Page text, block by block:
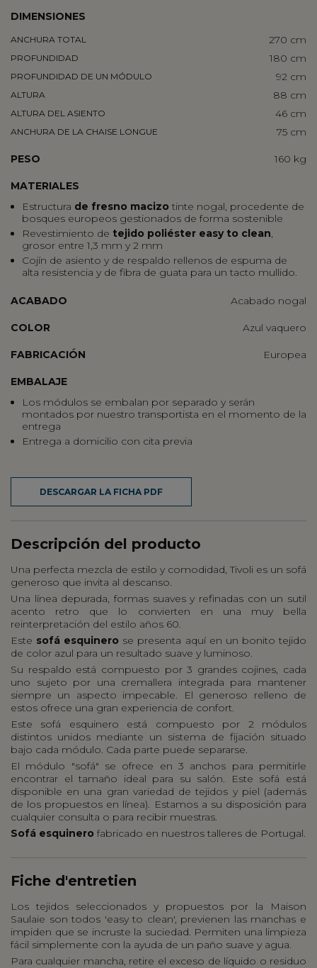
DIMENSIONES
ANCHURA TOTAL 270 cm
PROFUNDIDAD 180 cm
PROFUNDIDAD DE UN MÓDULO 92 cm
ALTURA 88 cm
ALTURA DEL ASIENTO 46 cm
ANCHURA DE LA CHAISE LONGUE 75 cm
PESO 160 kg
MATERIALES
Estructura de fresno macizo tinte nogal, procedente de
bosques europeos gestionados de forma sostenible
Revestimiento de tejido poliéster easy to clean,
grosor entre 1,3 mm y 2 mm
Cojín de asiento y de respaldo rellenos de espuma de
alta resistencia y de fibra de guata para un tacto mullido.
ACABADO Acabado nogal
COLOR Azul vaquero
FABRICACIÓN Europea
EMBALAJE
Los módulos se embalan por separado y serán
montados por nuestro transportista en el momento de la
entrega
Entrega a domicilio con cita previa
DESCARGAR LA FICHA PDF
Descripción del producto
Una perfecta mezcla de estilo y comodidad, Tivoli es un sofá
generoso que invita al descanso.
Una línea depurada, formas suaves y refinadas con un sutil
acento retro que lo convierten en una muy bella
reinterpretación del estilo años 60.
Este sofá esquinero se presenta aquí en un bonito tejido
de color azul para un resultado suave y luminoso.
Su respaldo está compuesto por 3 grandes cojines, cada
uno sujeto por una cremallera integrada para mantener
siempre un aspecto impecable. El generoso relleno de
estos ofrece una gran experiencia de confort.
Este sofá esquinero está compuesto por 2 módulos
distintos unidos mediante un sistema de fijación situado
bajo cada módulo. Cada parte puede separarse.
El módulo "sofá" se ofrece en 3 anchos para permitirle
encontrar el tamaño ideal para su salón. Este sofá está
disponible en una gran variedad de tejidos y piel (además
de los propuestos en línea). Estamos a su disposición para
cualquier consulta o para recibir muestras.
Sofá esquinero fabricado en nuestros talleres de Portugal.
Fiche d'entretien
Los tejidos seleccionados y propuestos por la Maison
Saulaie son todos 'easy to clean', previenen las manchas e
impiden que se incruste la suciedad. Permiten una limpieza
fácil simplemente con la ayuda de un paño suave y agua.
Para cualquier mancha, retire el exceso de líquido o residuo